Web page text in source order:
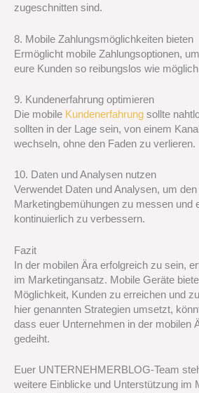
zugeschnitten sind.
8. Mobile Zahlungsmöglichkeiten bieten
Ermöglicht mobile Zahlungsoptionen,
eure Kunden so reibungslos wie
9. Kundenerfahrung optimieren
Die mobile Kundenerfahrung sollte
sollten in der Lage sein, von einem
wechseln, ohne den Faden zu verlieren.
10. Daten und Analysen nutzen
Verwendet Daten und Analysen, um
Marketingbemühungen zu messen und
kontinuierlich zu verbessern.
Fazit
In der mobilen Ära erfolgreich zu sein,
im Marketingansatz. Mobile Geräte
Möglichkeit, Kunden zu erreichen und
hier genannten Strategien umsetzt,
dass euer Unternehmen in der mobilen
gedeiht.
Euer UNTERNEHMERBLOG-Team
weitere Einblicke und Unterstützung im